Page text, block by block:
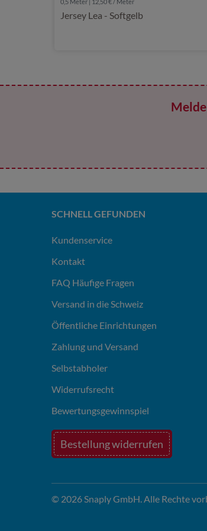
0,5 Meter | 12,50 € / Meter
Jersey Lea - Softgelb
SCHNELL GEFUNDEN
Kundenservice
Kontakt
FAQ Häufige Fragen
Versand in die Schweiz
Öffentliche Einrichtungen
Zahlung und Versand
Selbstabholer
Widerrufsrecht
Bewertungsgewinnspiel
Bestellung widerrufen
© 2026 Snaply GmbH. Alle Rechte